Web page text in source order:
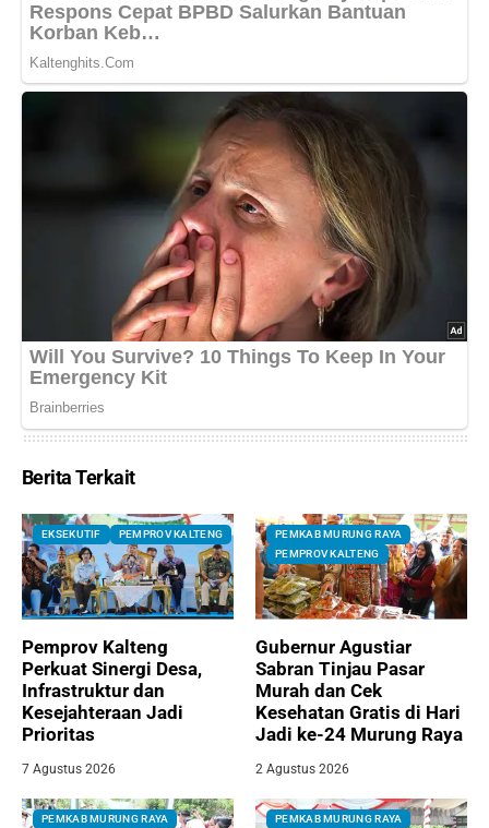
Berita Terkait
EKSEKUTIF PEMPROV KALTENG
Pemprov Kalteng
Perkuat Sinergi Desa,
Infrastruktur dan
Kesejahteraan Jadi
Prioritas
7 Agustus 2026
PEMKAB MURUNG RAYA
PEMPROV KALTENG
Gubernur Agustiar
Sabran Tinjau Pasar
Murah dan Cek
Kesehatan Gratis di Hari
Jadi ke-24 Murung Raya
2 Agustus 2026
PEMKAB MURUNG RAYA
PEMKAB MURUNG RAYA